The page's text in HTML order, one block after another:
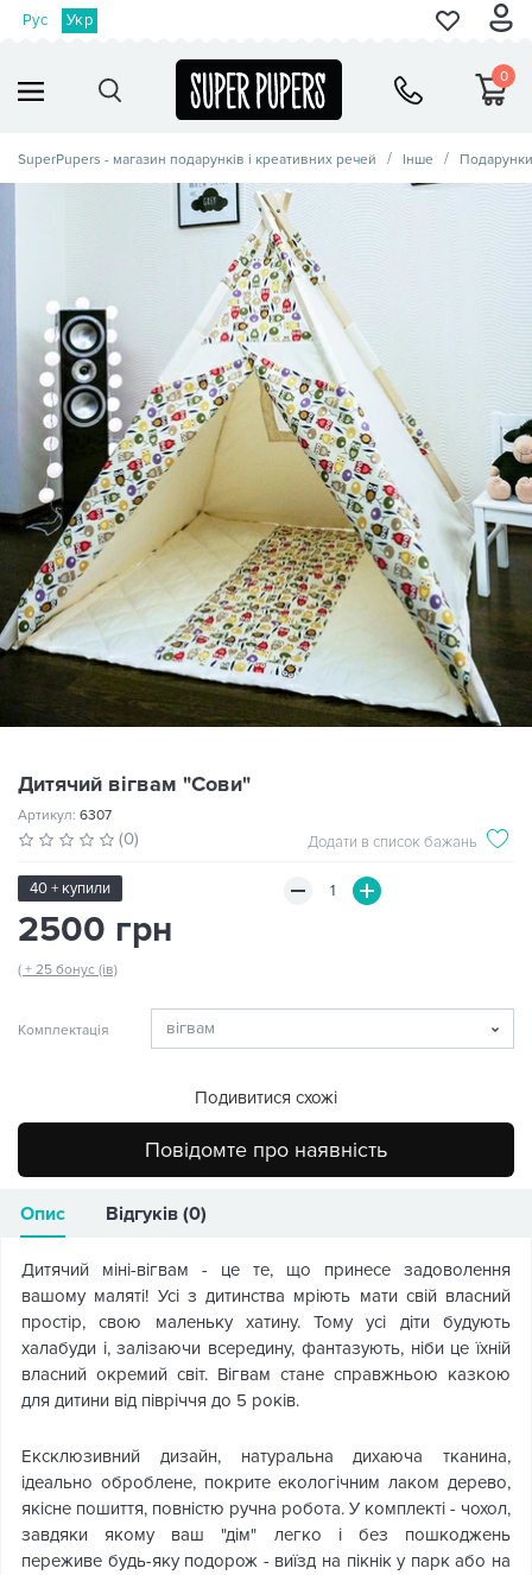
Рус Укр
0
SuperPupers - магазин подарунків і креативних речей Інше
Дитячий вігвам "Сови"
Артикул: 6307
(0) Додати в список бажань
40 + купили
2500 грн
( + 25 бонус (ів)
Комплектація
Подивитися схожі
Повідомте про наявність
Опис Відгуків (0)
Дитячий міні-вігвам - це те, що принесе задоволення
вашому маляті! Усі з дитинства мріють мати свій власний
простір, свою маленьку хатину. Тому усі діти будують
халабуди і, залізаючи всередину, фантазують, ніби це їхній
власний окремий світ. Вігвам стане справжньою казкою
для дитини від півріччя до 5 років.
Ексклюзивний дизайн, натуральна дихаюча тканина,
ідеально оброблене, покрите екологічним лаком дерево,
якісне пошиття, повністю ручна робота. У комплекті - чохол,
завдяки якому ваш "дім" легко і без пошкоджень
переживе будь-яку подорож - виїзд на пікнік у парк або на